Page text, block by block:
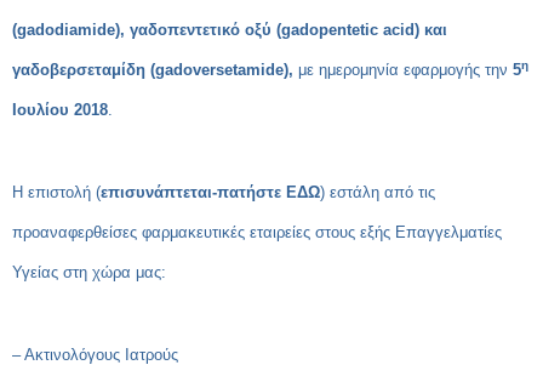
(gadodiamide), γαδοπεντετικό οξύ (gadopentetic acid) και
γαδοβερσεταμίδη (gadoversetamide), με ημερομηνία εφαρμογής την 5η
Ιουλίου 2018.
Η επιστολή (επισυνάπτεται-πατήστε ΕΔΩ) εστάλη από τις
προαναφερθείσες φαρμακευτικές εταιρείες στους εξής Επαγγελματίες
Υγείας στη χώρα μας:
– Ακτινολόγους Ιατρούς